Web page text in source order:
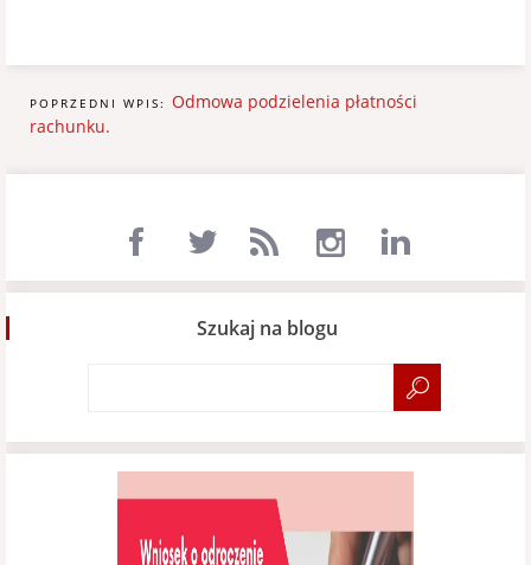
POPRZEDNI WPIS: Odmowa podzielenia płatności
rachunku.
Szukaj na blogu